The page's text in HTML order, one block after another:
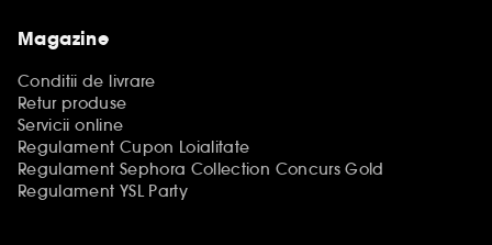
Magazine
Conditii de livrare
Retur produse
Servicii online
Regulament Cupon Loialitate
Regulament Sephora Collection Concurs Gold
Regulament YSL Party